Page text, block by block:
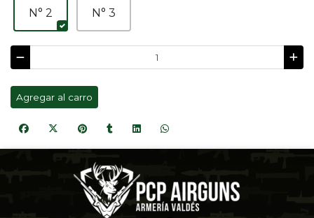
N° 2 N° 3
Agregar al carro